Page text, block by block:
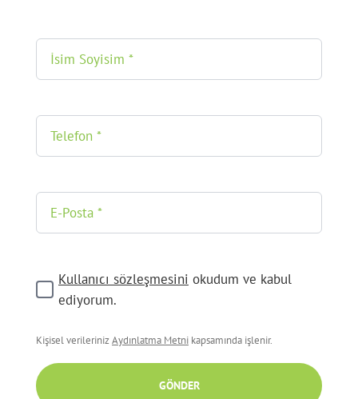
Kullanıcı sözleşmesini okudum ve kabul
ediyorum.
Kişisel verilerinizAydınlatma Metnikapsamında işlenir.
GÖNDER